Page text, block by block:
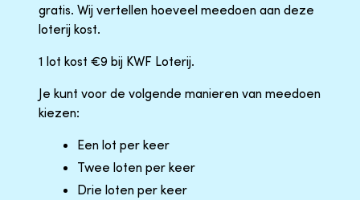
gratis. Wij vertellen hoeveel meedoen aan deze
loterij kost.
1 lot kost €9 bij KWF Loterij.
Je kunt voor de volgende manieren van meedoen
kiezen:
Een lot per keer
Twee loten per keer
Drie loten per keer